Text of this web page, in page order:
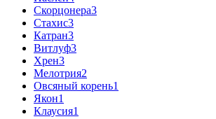
Скорцонера3
Стахис3
Катран3
Витлуф3
Хрен3
Мелотрия2
Овсяный корень1
Якон1
Клаусия1